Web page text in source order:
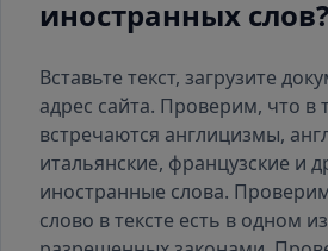
иностранных слов?
Вставьте текст, загрузите
адрес сайта. Проверим, что в
встречаются англицизмы,
итальянские, французские и
иностранные слова.
слово в тексте есть в одном